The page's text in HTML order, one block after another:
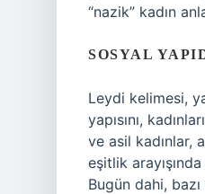
“nazik” kadın
SOSYAL
Leydi kelimesi,
yapısını,
ve asil kadınlar,
eşitlik
Bugün dahi,